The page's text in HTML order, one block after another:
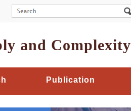
and Complexity
Publication